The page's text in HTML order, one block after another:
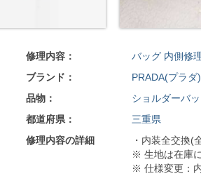
修理内容：
バッグ 内側修
ブランド：
PRADA(プラダ)
品物：
ショルダーバ
都道府県：
三重県
修理内容の詳細
・内装全交換(
※ 生地は在庫
※ 仕様変更：